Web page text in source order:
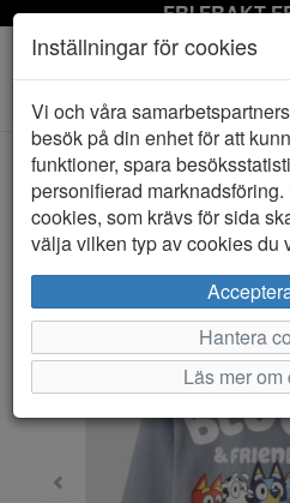
FRI FRAKT
Toggle
navigation
HEM NAME IT
Inställningar för cookies
Vi och våra
besök på din enhet för att
funktioner, spara
personifierad
cookies, som krävs för sida
välja vilken typ av cookies du
Hantera
Läs mer